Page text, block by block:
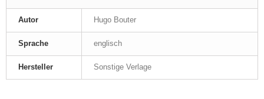
Autor Hugo Bouter
Sprache englisch
Hersteller Sonstige Verlage